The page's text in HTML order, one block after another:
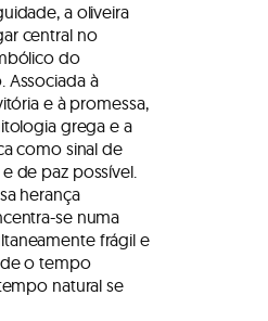
a oliveira
central no
do
Associada à
e à promessa,
grega e a
como sinal de
de paz possível.
herança
se numa
frágil e
o tempo
natural se